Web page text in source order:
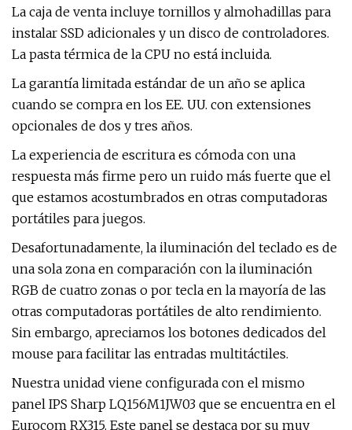
La caja de venta incluye tornillos y almohadillas para
instalar SSD adicionales y un disco de controladores.
La pasta térmica de la CPU no está incluida.
La garantía limitada estándar de un año se aplica
cuando se compra en los EE. UU. con extensiones
opcionales de dos y tres años.
La experiencia de escritura es cómoda con una
respuesta más firme pero un ruido más fuerte que el
que estamos acostumbrados en otras computadoras
portátiles para juegos.
Desafortunadamente, la iluminación del teclado es de
una sola zona en comparación con la iluminación
RGB de cuatro zonas o por tecla en la mayoría de las
otras computadoras portátiles de alto rendimiento.
Sin embargo, apreciamos los botones dedicados del
mouse para facilitar las entradas multitáctiles.
Nuestra unidad viene configurada con el mismo
panel IPS Sharp LQ156M1JW03 que se encuentra en el
Eurocom RX315. Este panel se destaca por su muy